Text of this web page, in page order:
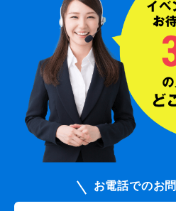
お電話でのお